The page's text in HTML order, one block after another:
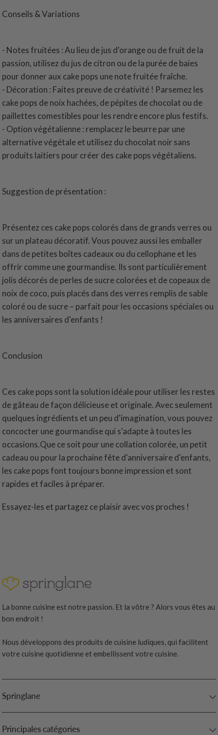
Conseils & Variations
- Notes fruitées : Au lieu de jus d'orange ou de fruit de la
passion, utilisez du jus de citron ou de la purée de baies
pour donner aux cake pops une note fruitée fraîche.
- Décoration : Faites preuve de créativité ! Parsemez les
cake pops de noix hachées, de pépites de chocolat ou de
paillettes comestibles pour les rendre encore plus festifs.
- Option végétalienne : remplacez le beurre par une
alternative végétale et utilisez du chocolat noir sans
produits laitiers pour créer des cake pops végétaliens.
Suggestion de présentation :
Présentez ces cake pops colorés dans de grands verres ou
sur un plateau décoratif. Vous pouvez aussi les emballer
dans de petites boîtes cadeaux ou du cellophane et les
offrir comme une gourmandise. Ils sont particulièrement
jolis décorés de perles de sucre colorées et de copeaux de
noix de coco, puis placés dans des verres remplis de sable
coloré ou de sucre – parfait pour les occasions spéciales ou
les anniversaires d'enfants !
Conclusion
Ces cake pops sont la solution idéale pour utiliser les restes
de gâteau de façon délicieuse et originale. Avec seulement
quelques ingrédients et un peu d'imagination, vous pouvez
concocter une gourmandise qui s'adapte à toutes les
occasions.Que ce soit pour une collation colorée, un petit
cadeau ou pour la prochaine fête d'anniversaire d'enfants,
les cake pops font toujours bonne impression et sont
rapides et faciles à préparer.
Essayez-les et partagez ce plaisir avec vos proches !
La bonne cuisine est notre passion. Et la vôtre ? Alors vous êtes au
bon endroit !
Nous développons des produits de cuisine ludiques, qui facilitent
votre cuisine quotidienne et embellissent votre cuisine.
Springlane
Principales catégories